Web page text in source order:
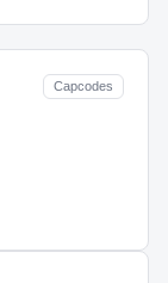
Capcodes